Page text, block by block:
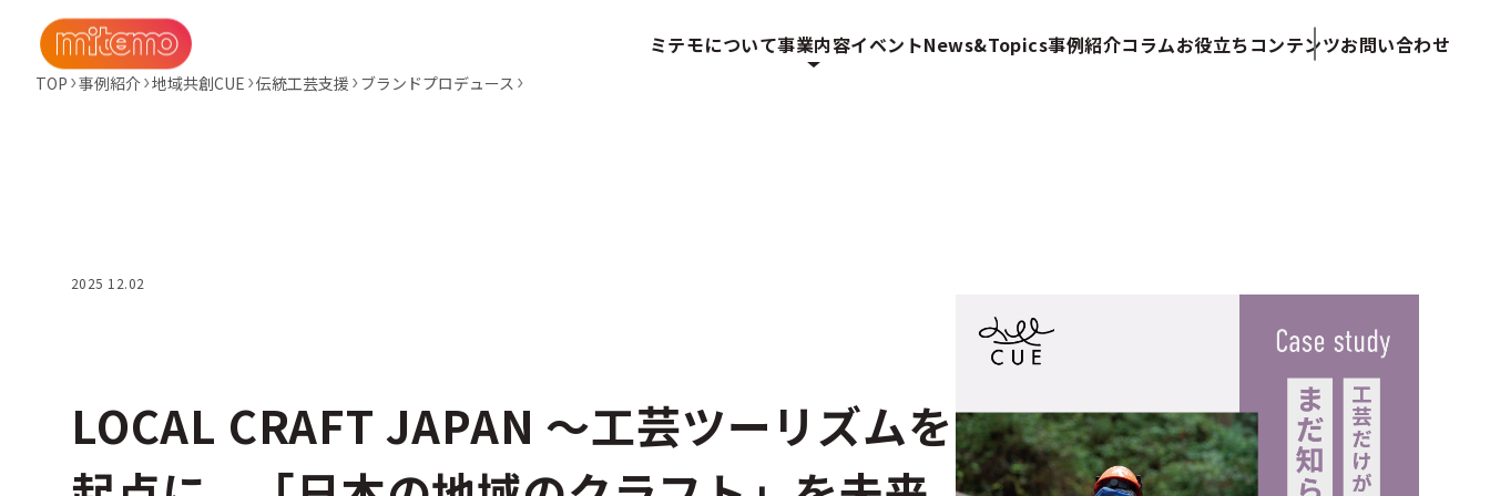
ミテモについて事業内容イベントNews&Topics事例紹介コラムお役立ちコンテンツお問い合わせ
TOP 事例紹介 地域共創CUE 伝統工芸支援 ブランドプロデュース
2025 12.02
LOCAL CRAFT JAPAN ～工芸ツーリズムを